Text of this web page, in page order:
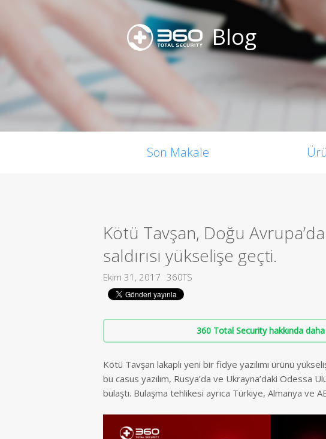
Blog
Son Makale
Kötü Tavşan, Doğu Avrupa’da
saldırısı yükselişe geçti.
Ekim 31, 2017 360TS
360 Total Security hakkında
Kötü Tavşan lakaplı yeni bir fidye yazılımı ürünü
bu casus yazılım, Rusya’da ve Ukrayna’daki Odessa
bulaştı. Bulaşma tehlikesi ayrıca Türkiye, Almanya ve